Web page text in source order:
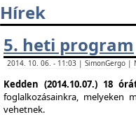
Hírek
5. heti program
2014. 10. 06. - 11:03 | SimonGergo |
Kedden (2014.10.07.) 18
foglalkozásainkra, melyeken
vehetnek.